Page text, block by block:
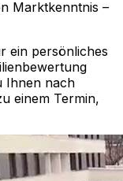
Marktkenntnis –
ein persönliches
Ihnen nach
einem Termin,